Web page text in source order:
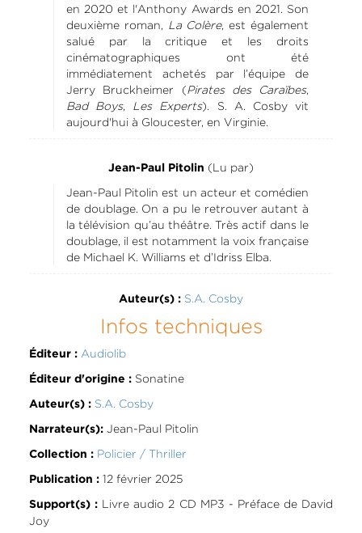
en 2020 et l'Anthony Awards en 2021. Son
deuxième roman, La Colère, est également
salué par la critique et les droits
cinématographiques ont été
immédiatement achetés par l’équipe de
Jerry Bruckheimer (Pirates des Caraïbes,
Bad Boys, Les Experts). S. A. Cosby vit
aujourd'hui à Gloucester, en Virginie.
Jean-Paul Pitolin (Lu par)
Jean-Paul Pitolin est un acteur et comédien
de doublage. On a pu le retrouver autant à
la télévision qu’au théâtre. Très actif dans le
doublage, il est notamment la voix française
de Michael K. Williams et d’Idriss Elba.
Auteur(s) : S.A. Cosby
Infos techniques
Éditeur : Audiolib
Éditeur d'origine :Sonatine
Auteur(s) : S.A. Cosby
Narrateur(s):Jean-Paul Pitolin
Collection : Policier / Thriller
Publication :12 février 2025
Support(s) : Livre audio 2 CD MP3 - Préface de David
Joy